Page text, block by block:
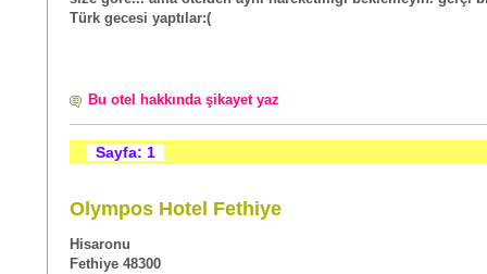
Türk gecesi yaptılar:(
Bu otel hakkında şikayet yaz
Sayfa: 1
Olympos Hotel Fethiye
Hisaronu
Fethiye 48300